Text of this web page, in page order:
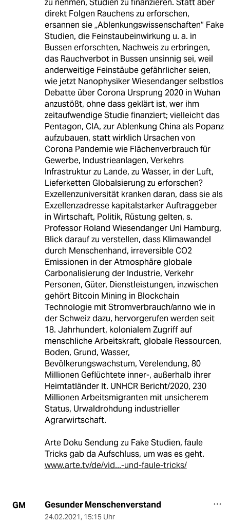
zu nehmen, Studien zu finanzieren. Statt aber
direkt Folgen Rauchens zu erforschen,
ersannen sie „Ablenkungswissenschaften“ Fake
Studien, die Feinstaubeinwirkung u. a. in
Bussen erforschten, Nachweis zu erbringen,
das Rauchverbot in Bussen unsinnig sei, weil
anderweitige Feinstäube gefährlicher seien,
wie jetzt Nanophysiker Wiesendanger selbstlos
Debatte über Corona Ursprung 2020 in Wuhan
anzustößt, ohne dass geklärt ist, wer ihm
zeitaufwendige Studie finanziert; vielleicht das
Pentagon, CIA, zur Ablenkung China als Popanz
aufzubauen, statt wirklich Ursachen von
Corona Pandemie wie Flächenverbrauch für
Gewerbe, Industrieanlagen, Verkehrs
Infrastruktur zu Lande, zu Wasser, in der Luft,
Lieferketten Globalsierung zu erforschen?
Exzellenzuniversität kranken daran, dass sie als
Exzellenzadresse kapitalstarker Auftraggeber
in Wirtschaft, Politik, Rüstung gelten, s.
Professor Roland Wiesendanger Uni Hamburg,
Blick darauf zu verstellen, dass Klimawandel
durch Menschenhand, irreversible CO2
Emissionen in der Atmosphäre globale
Carbonalisierung der Industrie, Verkehr
Personen, Güter, Dienstleistungen, inzwischen
gehört Bitcoin Mining in Blockchain
Technologie mit Stromverbrauch/anno wie in
der Schweiz dazu, hervorgerufen werden seit
18. Jahrhundert, kolonialem Zugriff auf
menschliche Arbeitskraft, globale Ressourcen,
Boden, Grund, Wasser,
Bevölkerungswachstum, Verelendung, 80
Millionen Geflüchtete inner-, außerhalb ihrer
Heimtatländer lt. UNHCR Bericht/2020, 230
Millionen Arbeitsmigranten mit unsicherem
Status, Urwaldrohdung industrieller
Agrarwirtschaft.
Arte Doku Sendung zu Fake Studien, faule
Tricks gab da Aufschluss, um was es geht.
www.arte.tv/de/vid...-und-faule-tricks/
GM Gesunder Menschenverstand
24.02.2021, 15:15 Uhr